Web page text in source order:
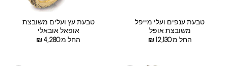
טבעת ענפים ועלי מייפל
משובצת אופל
החל מ:
₪12,130
טבעת עץ ועלים משובצת
אופאל אובאלי
החל מ:
₪4,280